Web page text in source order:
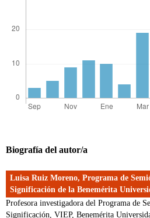
Biografía del autor/a
Luisa Ruiz Moreno, Programa de
Significación de la Benemérita
Profesora investigadora del Programa de
Significación, VIEP, Benemérita